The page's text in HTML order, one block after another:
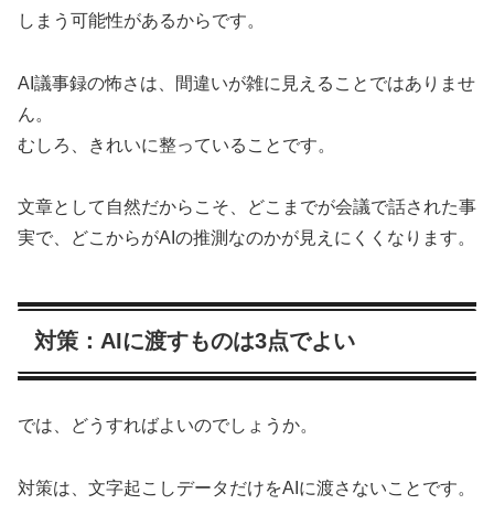
しまう可能性があるからです。
AI議事録の怖さは、間違いが雑に見えることではありませ
ん。
むしろ、きれいに整っていることです。
文章として自然だからこそ、どこまでが会議で話された事
実で、どこからがAIの推測なのかが見えにくくなります。
対策：AIに渡すものは3点でよい
では、どうすればよいのでしょうか。
対策は、文字起こしデータだけをAIに渡さないことです。